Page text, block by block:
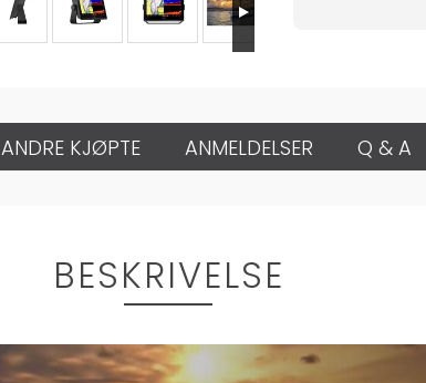
ANDRE KJØPTE ANMELDELSER Q & A
BESKRIVELSE